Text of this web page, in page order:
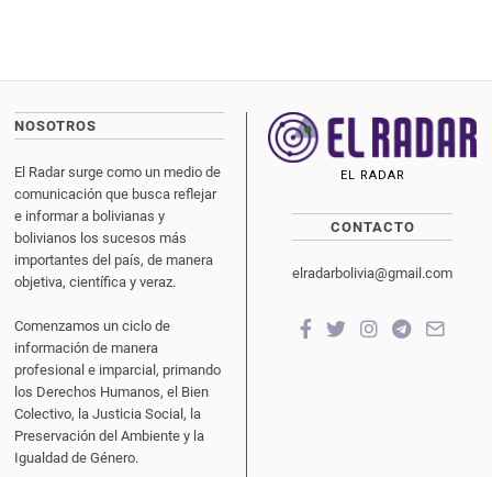
NOSOTROS
El Radar surge como un medio de
comunicación que busca reflejar
e informar a bolivianas y
bolivianos los sucesos más
importantes del país, de manera
objetiva, científica y veraz.
Comenzamos un ciclo de
información de manera
profesional e imparcial, primando
los Derechos Humanos, el Bien
Colectivo, la Justicia Social, la
Preservación del Ambiente y la
Igualdad de Género.
EL RADAR
CONTACTO
elradarbolivia@gmail.com